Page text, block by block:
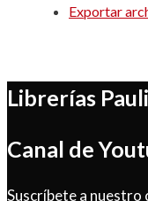
Exportar
Librerías
Canal de
Suscríbete a nuestro